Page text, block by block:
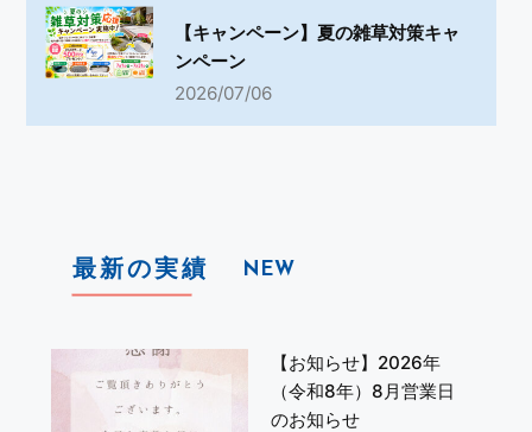
【キャンペーン】夏の雑草対策キャ
ンペーン
2026/07/06
最新の実績 NEW
【お知らせ】2026年
（令和8年）8月営業日
のお知らせ